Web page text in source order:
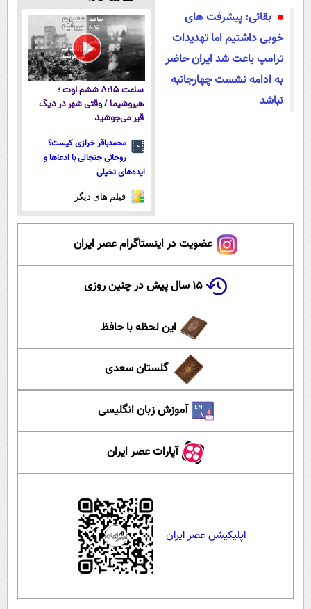
اقساطی😍
اقساطی 💳 📍
تهران
پرداخت قسطی
بقائی: پیشرفت های
خوبی داشتیم اما تهدیدات
ترامپ باعث شد ایران حاضر
به ادامه نشست چهارجانبه
نباشد
ساعت ۸:۱۵ ششم اوت ؛
هیروشیما / وقتی شهر در دیگ
قیر می‌جوشید
محمدباقر خرازی کیست؟
روحانی جنجالی با ادعاها و
ایده‌های تخیلی
فیلم های دیگر
عضویت در اینستاگرام عصر ایران
۱۵ سال پیش در چنین روزی
این لحظه با حافظ
گلستان سعدی
آموزش زبان انگلیسی
آپارات عصر ایران
اپلیکیشن عصر ایران